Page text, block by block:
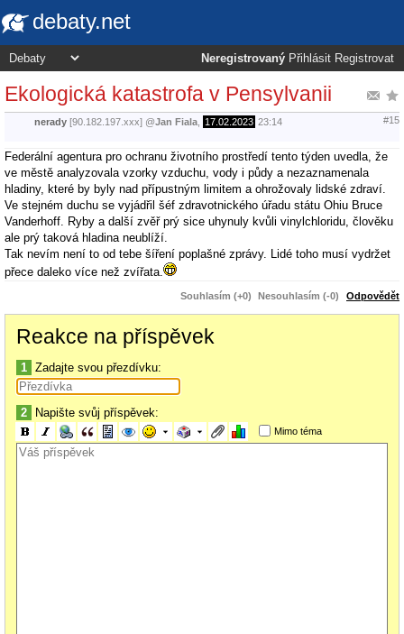
debaty.net
Neregistrovaný Přihlásit Registrovat
Ekologická katastrofa v Pensylvanii
nerady [90.182.197.xxx] @Jan Fiala 17.02.2023 23:14 #15
Federální agentura pro ochranu životního prostředí tento týden uvedla, že
ve městě analyzovala vzorky vzduchu, vody i půdy a nezaznamenala
hladiny, které by byly nad přípustným limitem a ohrožovaly lidské zdraví.
Ve stejném duchu se vyjádřil šéf zdravotnického úřadu státu Ohiu Bruce
Vanderhoff. Ryby a další zvěř prý sice uhynuly kvůli vinylchloridu, člověku
ale prý taková hladina neublíží.
Tak nevím není to od tebe šíření poplašné zprávy. Lidé toho musí vydržet
přece daleko více než zvířata.
Souhlasím (+0) Nesouhlasím (-0) Odpovědět
Reakce na příspěvek
1 Zadajte svou přezdívku:
2 Napište svůj příspěvek:
Mimo téma